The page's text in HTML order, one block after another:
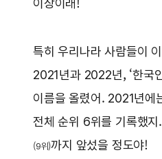
이상이래!
특히 우리나라 사람들이
2021년과 2022년, ‘한국
이름을 올렸어. 2021년에
전체 순위 6위를 기록했
(9위)까지 앞섰을 정도야!